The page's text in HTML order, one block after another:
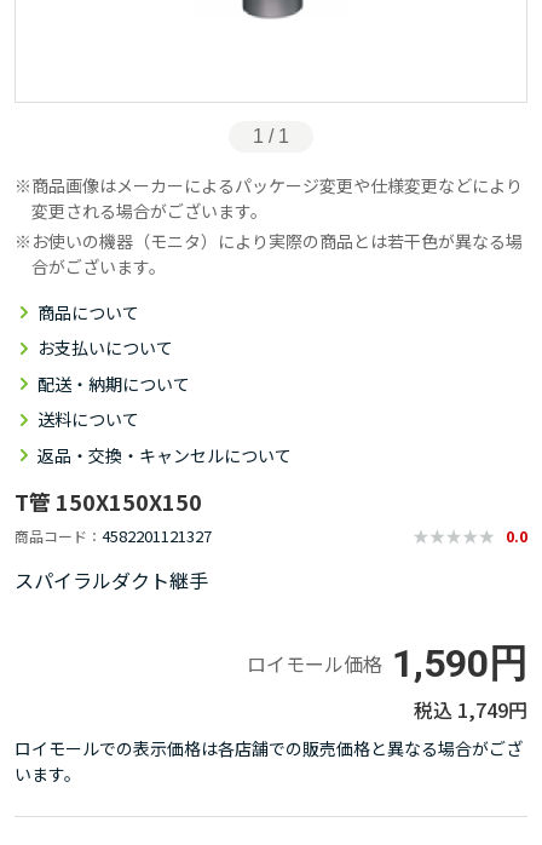
1 / 1
商品画像はメーカーによるパッケージ変更や仕様変更などにより
変更される場合がございます。
お使いの機器（モニタ）により実際の商品とは若干色が異なる場
合がございます。
商品について
お支払いについて
配送・納期について
送料について
返品・交換・キャンセルについて
T管 150X150X150
商品コード 4582201121327 0.0
スパイラルダクト継手
ロイモール価格 1,590円
1,749円
ロイモールでの表示価格は各店舗での販売価格と異なる場合がござ
います。